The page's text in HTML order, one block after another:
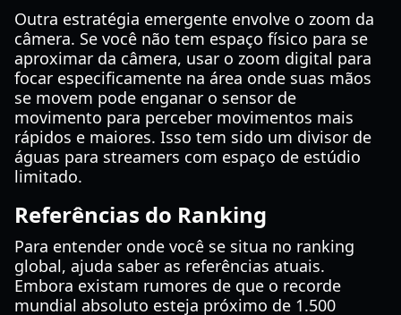
Outra estratégia emergente envolve o zoom da
câmera. Se você não tem espaço físico para se
aproximar da câmera, usar o zoom digital para
focar especificamente na área onde suas mãos
se movem pode enganar o sensor de
movimento para perceber movimentos mais
rápidos e maiores. Isso tem sido um divisor de
águas para streamers com espaço de estúdio
limitado.
Referências do Ranking
Para entender onde você se situa no ranking
global, ajuda saber as referências atuais.
Embora existam rumores de que o recorde
mundial absoluto esteja próximo de 1.500